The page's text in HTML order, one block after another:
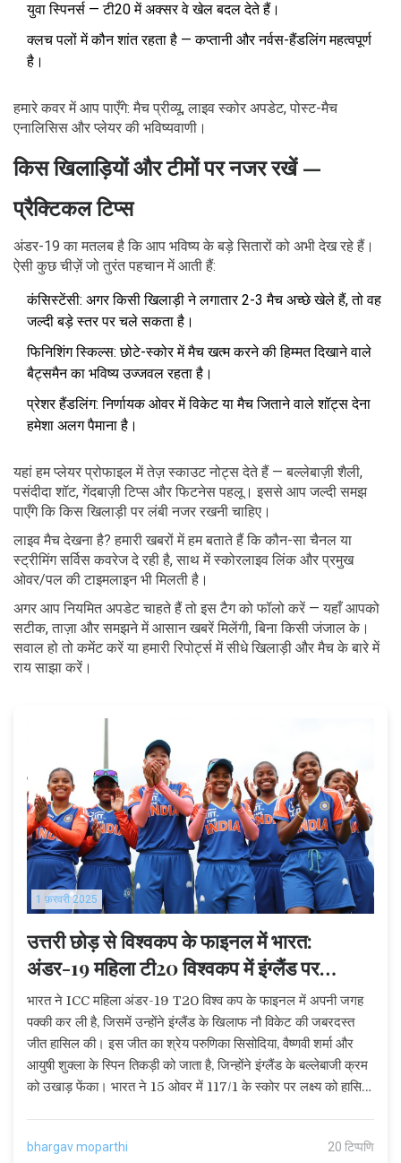
युवा स्पिनर्स — टी20 में अक्सर वे खेल बदल देते हैं।
क्लच पलों में कौन शांत रहता है — कप्तानी और नर्वस-हैंडलिंग महत्वपूर्ण
है।
हमारे कवर में आप पाएँगे: मैच प्रीव्यू, लाइव स्कोर अपडेट, पोस्ट-मैच
एनालिसिस और प्लेयर की भविष्यवाणी।
किस खिलाड़ियों और टीमों पर नजर रखें —
प्रैक्टिकल टिप्स
अंडर-19 का मतलब है कि आप भविष्य के बड़े सितारों को अभी देख रहे हैं।
ऐसी कुछ चीज़ें जो तुरंत पहचान में आती हैं:
कंसिस्टेंसी: अगर किसी खिलाड़ी ने लगातार 2-3 मैच अच्छे खेले हैं, तो वह
जल्दी बड़े स्तर पर चले सकता है।
फिनिशिंग स्किल्स: छोटे-स्कोर में मैच खत्म करने की हिम्मत दिखाने वाले
बैट्समैन का भविष्य उज्जवल रहता है।
प्रेशर हैंडलिंग: निर्णायक ओवर में विकेट या मैच जिताने वाले शॉट्स देना
हमेशा अलग पैमाना है।
यहां हम प्लेयर प्रोफाइल में तेज़ स्काउट नोट्स देते हैं — बल्लेबाज़ी शैली,
पसंदीदा शॉट, गेंदबाज़ी टिप्स और फिटनेस पहलू। इससे आप जल्दी समझ
पाएँगे कि किस खिलाड़ी पर लंबी नजर रखनी चाहिए।
लाइव मैच देखना है? हमारी खबरों में हम बताते हैं कि कौन-सा चैनल या
स्ट्रीमिंग सर्विस कवरेज दे रही है, साथ में स्कोरलाइव लिंक और प्रमुख
ओवर/पल की टाइमलाइन भी मिलती है।
अगर आप नियमित अपडेट चाहते हैं तो इस टैग को फॉलो करें — यहाँ आपको
सटीक, ताज़ा और समझने में आसान खबरें मिलेंगी, बिना किसी जंजाल के।
सवाल हो तो कमेंट करें या हमारी रिपोर्ट्स में सीधे खिलाड़ी और मैच के बारे में
राय साझा करें।
1 फ़रवरी 2025
उत्तरी छोड़ से विश्वकप के फाइनल में भारत:
अंडर-19 महिला टी20 विश्वकप में इंग्लैंड पर
शानदार जीत
भारत ने ICC महिला अंडर-19 T20 विश्व कप के फाइनल में अपनी जगह
पक्की कर ली है, जिसमें उन्होंने इंग्लैंड के खिलाफ नौ विकेट की जबरदस्त
जीत हासिल की। इस जीत का श्रेय परुणिका सिसोदिया, वैष्णवी शर्मा और
आयुषी शुक्ला के स्पिन तिकड़ी को जाता है, जिन्होंने इंग्लैंड के बल्लेबाजी क्रम
को उखाड़ फेंका। भारत ने 15 ओवर में 117/1 के स्कोर पर लक्ष्य को हासिल
bhargav moparthi 20 टिप्पणि